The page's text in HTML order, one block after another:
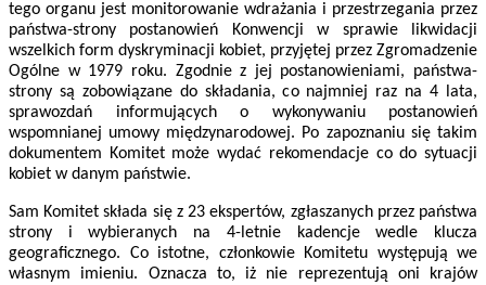
tego organu jest monitorowanie wdrażania i przestrzegania przez
państwa-strony postanowień Konwencji w sprawie likwidacji
wszelkich form dyskryminacji kobiet, przyjętej przez Zgromadzenie
Ogólne w 1979 roku. Zgodnie z jej postanowieniami, państwa-
strony są zobowiązane do składania, co najmniej raz na 4 lata,
sprawozdań informujących o wykonywaniu postanowień
wspomnianej umowy międzynarodowej. Po zapoznaniu się takim
dokumentem Komitet może wydać rekomendacje co do sytuacji
kobiet w danym państwie.
Sam Komitet składa się z 23 ekspertów, zgłaszanych przez państwa
strony i wybieranych na 4-letnie kadencje wedle klucza
geograficznego. Co istotne, członkowie Komitetu występują we
własnym imieniu. Oznacza to, iż nie reprezentują oni krajów